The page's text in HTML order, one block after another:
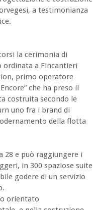
a testimonianza
la cerimonia di
ordinata a Fincantieri
primo operatore
che ha preso il
costruita secondo le
uno fra i brand di
della flotta
28 e può raggiungere i
in 300 spaziose suite
godere di un servizio
orientato